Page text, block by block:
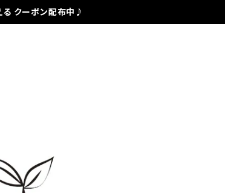
る クーポン配布中♪